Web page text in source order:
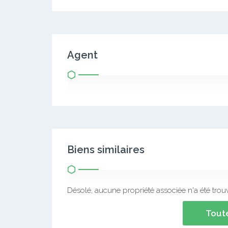
Agent
Biens similaires
Désolé, aucune propriété associée n'a été